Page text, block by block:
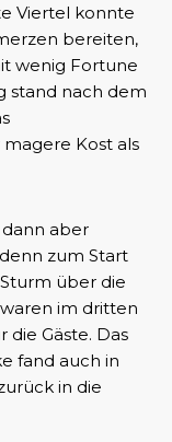
Viertel konnte
bereiten,
wenig Fortune
stand nach dem
Kost als
aber
zum Start
über die
im dritten
die Gäste. Das
fand auch in
in die